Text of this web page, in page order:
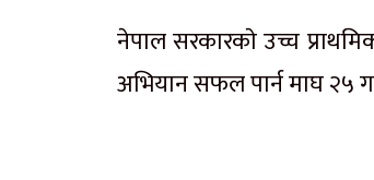
नेपाल सरकारकाे उच्च
अभियान सफल पार्न माघ २५